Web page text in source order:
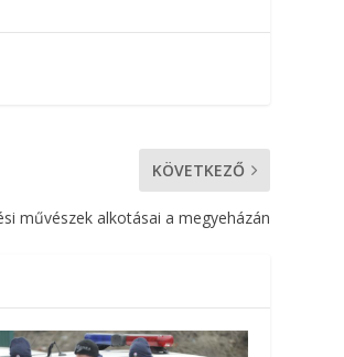
KÖVETKEZŐ
művészek alkotásai a megyeházán